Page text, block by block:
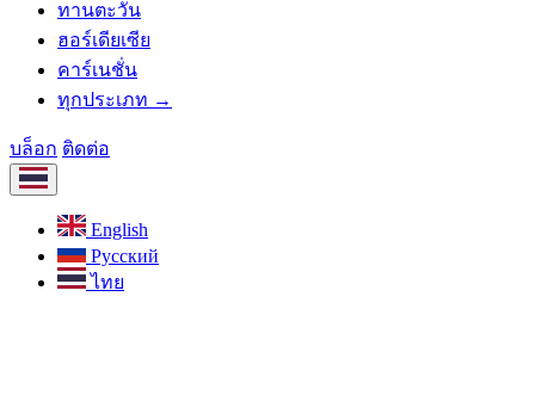
ทานตะวัน
ฮอร์เดียเซีย
คาร์เนชั่น
ทุกประเภท →
บล็อก ติดต่อ
English
Русский
ไทย